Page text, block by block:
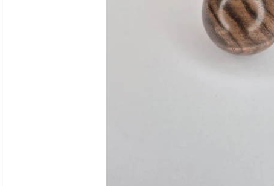
METALL